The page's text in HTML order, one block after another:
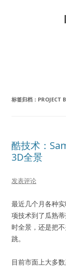
标签归档： PROJECT
酷技术：
3D全景
发表评论
最近几个月各种
项技术到了瓜熟
时全景，还是把
跳。
目前市面上大多